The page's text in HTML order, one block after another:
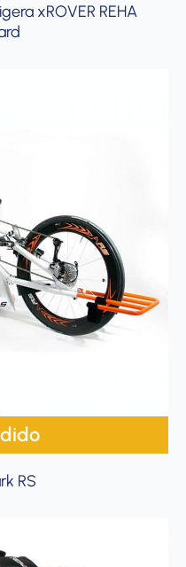
xROVER REHA
RS